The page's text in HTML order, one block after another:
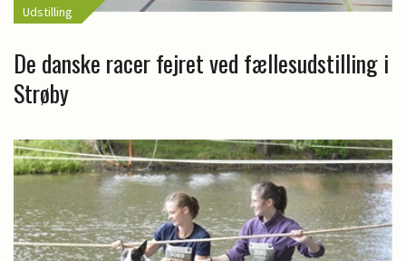
Udstilling
De danske racer fejret ved fællesudstilling i
Strøby